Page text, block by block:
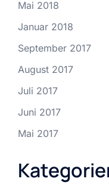
Mai 2018
Januar 2018
September 2017
August 2017
Juli 2017
Juni 2017
Mai 2017